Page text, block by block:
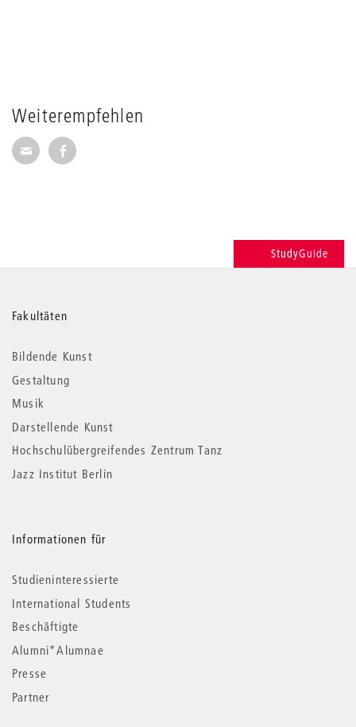
Weiterempfehlen
Seite per E-Mail weiterempfehlen
Seite auf Facebook weiterempfehlen
StudyGuide
Weitere
Informationen
Fakultäten
Bildende Kunst
Gestaltung
Musik
Darstellende Kunst
Hochschulübergreifendes Zentrum Tanz
Jazz Institut Berlin
Informationen für
Studieninteressierte
International Students
Beschäftigte
Alumni*Alumnae
Presse
Partner